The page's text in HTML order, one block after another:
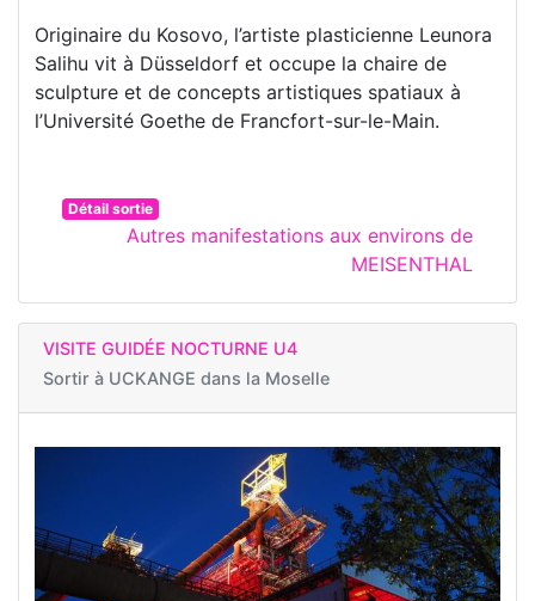
Originaire du Kosovo, l’artiste plasticienne Leunora
Salihu vit à Düsseldorf et occupe la chaire de
sculpture et de concepts artistiques spatiaux à
l’Université Goethe de Francfort-sur-le-Main.
Détail sortie
Autres manifestations aux environs de
MEISENTHAL
VISITE GUIDÉE NOCTURNE U4
Sortir à UCKANGE dans la Moselle